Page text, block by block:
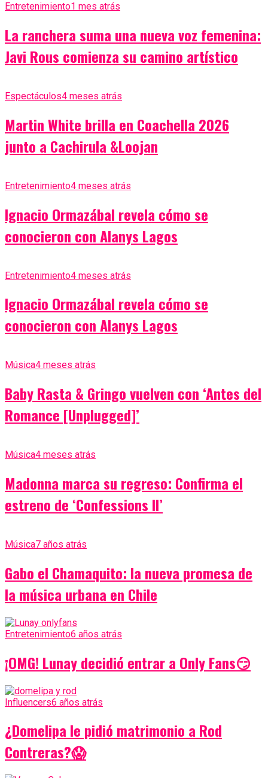
Entretenimiento1 mes atrás
La ranchera suma una nueva voz femenina:
Javi Rous comienza su camino artístico
Espectáculos4 meses atrás
Martin White brilla en Coachella 2026
junto a Cachirula &Loojan
Entretenimiento4 meses atrás
Ignacio Ormazábal revela cómo se
conocieron con Alanys Lagos
Entretenimiento4 meses atrás
Ignacio Ormazábal revela cómo se
conocieron con Alanys Lagos
Música4 meses atrás
Baby Rasta & Gringo vuelven con ‘Antes del
Romance [Unplugged]’
Música4 meses atrás
Madonna marca su regreso: Confirma el
estreno de ‘Confessions II’
Música7 años atrás
Gabo el Chamaquito: la nueva promesa de
la música urbana en Chile
Entretenimiento6 años atrás
¡OMG! Lunay decidió entrar a Only Fans😏
Influencers6 años atrás
¿Domelipa le pidió matrimonio a Rod
Contreras?😱